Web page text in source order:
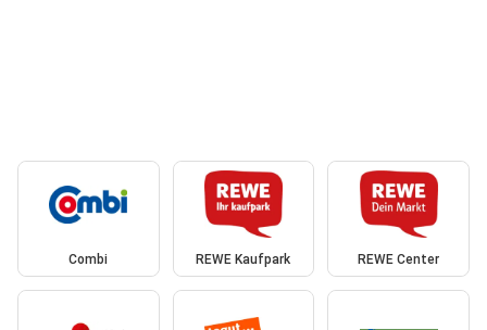
Combi REWE Kaufpark REWE Center